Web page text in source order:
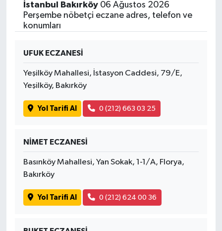
İstanbul Bakırköy06 Ağustos 2026
Perşembe nöbetçi eczane adres, telefon ve
konumları
UFUK ECZANESİ
Yeşilköy Mahallesi, İstasyon Caddesi, 79/E,
Yeşilköy, Bakırköy
Yol Tarifi Al 0 (212) 663 03 25
NİMET ECZANESİ
Basınköy Mahallesi, Yan Sokak, 1-1/A, Florya,
Bakırköy
Yol Tarifi Al 0 (212) 624 00 36